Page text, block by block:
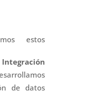
estos
de datos